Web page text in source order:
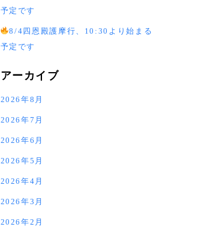
予定です
8/4四恩殿護摩行、10:30より始まる
予定です
アーカイブ
2026年8月
2026年7月
2026年6月
2026年5月
2026年4月
2026年3月
2026年2月